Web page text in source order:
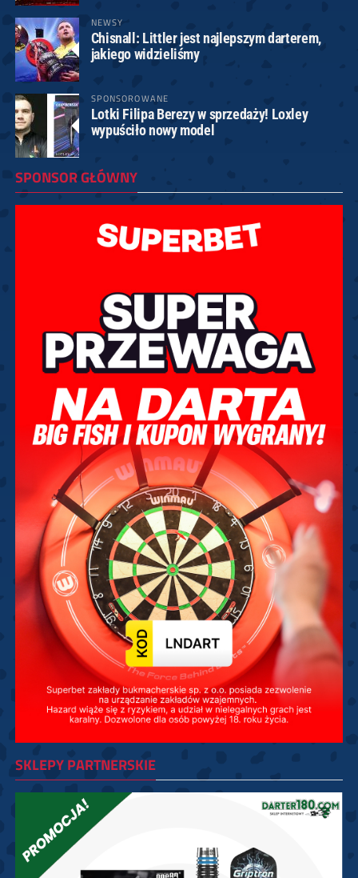
NEWSY
Chisnall: Littler jest najlepszym darterem,
jakiego widzieliśmy
SPONSOROWANE
Lotki Filipa Berezy w sprzedaży! Loxley
wypuściło nowy model
SPONSOR GŁÓWNY
SKLEPY PARTNERSKIE